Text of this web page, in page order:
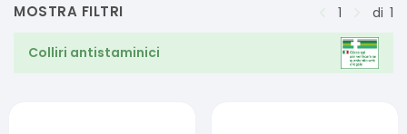
MOSTRA FILTRI 1 di 1
Colliri antistaminici